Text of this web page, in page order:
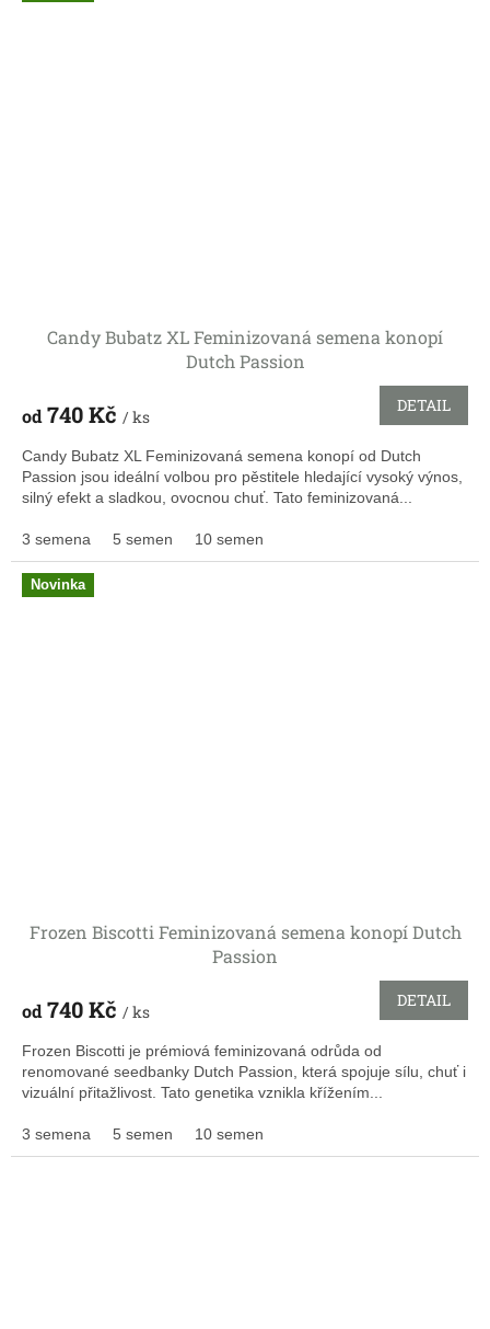
Candy Bubatz XL Feminizovaná semena konopí
Dutch Passion
od 740 Kč / ks
DETAIL
Candy Bubatz XL Feminizovaná semena konopí od Dutch
Passion jsou ideální volbou pro pěstitele hledající vysoký výnos,
silný efekt a sladkou, ovocnou chuť. Tato feminizovaná...
3 semena 5 semen 10 semen
Novinka
Frozen Biscotti Feminizovaná semena konopí Dutch
Passion
od 740 Kč / ks
DETAIL
Frozen Biscotti je prémiová feminizovaná odrůda od
renomované seedbanky Dutch Passion, která spojuje sílu, chuť i
vizuální přitažlivost. Tato genetika vznikla křížením...
3 semena 5 semen 10 semen